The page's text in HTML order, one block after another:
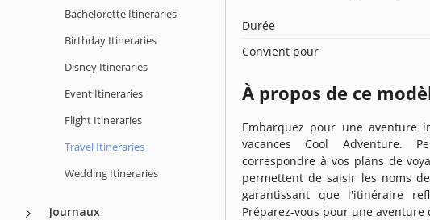
Bachelorette Itineraries
Birthday Itineraries
Disney Itineraries
Event Itineraries
Flight Itineraries
Travel Itineraries
Wedding Itineraries
Journaux
Durée
Convient pour
À propos de ce
Embarquez pour une aventure
vacances Cool Adventure.
correspondre à vos plans de
permettent de saisir les noms
garantissant que l'itinéraire
Préparez-vous pour une